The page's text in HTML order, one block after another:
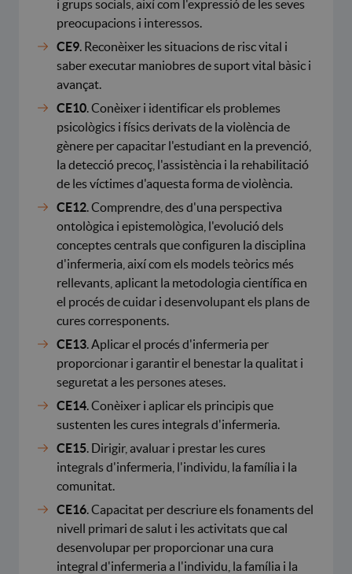
i grups socials, així com l'expressió de les seves
preocupacions i interessos.
CE9 . Reconèixer les situacions de risc vital i
saber executar maniobres de suport vital bàsic i
avançat.
CE10 . Conèixer i identificar els problemes
psicològics i físics derivats de la violència de
gènere per capacitar l'estudiant en la prevenció,
la detecció precoç, l'assistència i la rehabilitació
de les víctimes d'aquesta forma de violència.
CE12 . Comprendre, des d'una perspectiva
ontològica i epistemològica, l'evolució dels
conceptes centrals que configuren la disciplina
d'infermeria, així com els models teòrics més
rellevants, aplicant la metodologia científica en
el procés de cuidar i desenvolupant els plans de
cures corresponents.
CE13 . Aplicar el procés d'infermeria per
proporcionar i garantir el benestar la qualitat i
seguretat a les persones ateses.
CE14 . Conèixer i aplicar els principis que
sustenten les cures integrals d'infermeria.
CE15 . Dirigir, avaluar i prestar les cures
integrals d'infermeria, l'individu, la família i la
comunitat.
CE16 . Capacitat per descriure els fonaments del
nivell primari de salut i les activitats que cal
desenvolupar per proporcionar una cura
integral d'infermeria a l'individu, la família i la